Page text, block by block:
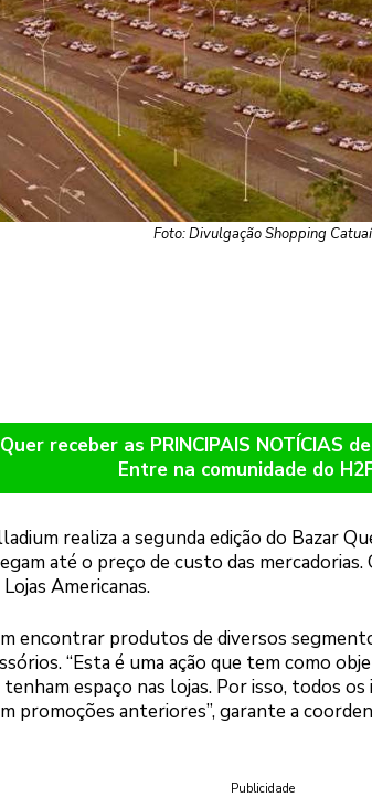
Foto: Divulgação Shopping Catuaí
receber as PRINCIPAIS NOTÍCIAS
Entre na comunidade do
realiza a segunda edição do Bazar
até o preço de custo das
Americanas.
encontrar produtos de diversos
“Esta é uma ação que tem como
espaço nas lojas. Por isso, todos
promoções anteriores”, garante a
Publicidade